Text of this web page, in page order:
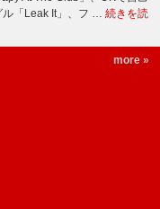
ル「Leak It」、フ … 続きを読
more »